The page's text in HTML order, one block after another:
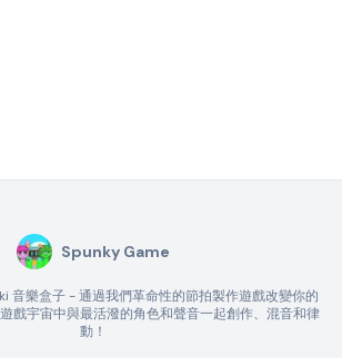
Spunky Game
音樂盒子 - 通過我們革命性的節拍製作遊戲改變你的
戲宇宙中與最活潑的角色和聲音一起創作、混音和律
動！